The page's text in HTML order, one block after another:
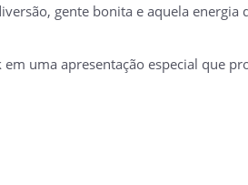
gente bonita e aquela energia
uma apresentação especial que